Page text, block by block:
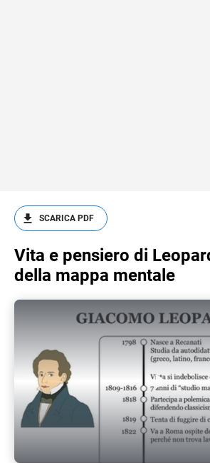
SCARICA PDF
Vita e pensiero di
della mappa mentale